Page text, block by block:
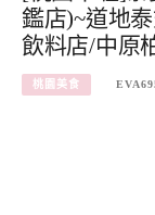
鑑店)~道地
飲料店/中原
桃園美食